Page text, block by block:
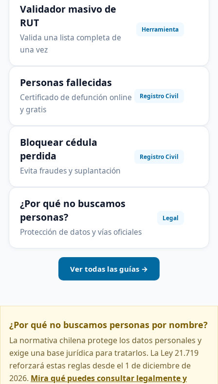
Validador masivo de
RUT
Valida una lista completa de
una vez
Herramienta
Personas fallecidas
Certificado de defunción online
y gratis
Registro Civil
Bloquear cédula
perdida
Evita fraudes y suplantación
Registro Civil
¿Por qué no buscamos
personas?
Protección de datos y vías oficiales
Legal
Ver todas las guías →
¿Por qué no buscamos personas por nombre?
La normativa chilena protege los datos personales y
exige una base jurídica para tratarlos. La Ley 21.719
reforzará estas reglas desde el 1 de diciembre de
2026. Mira qué puedes consultar legalmente y